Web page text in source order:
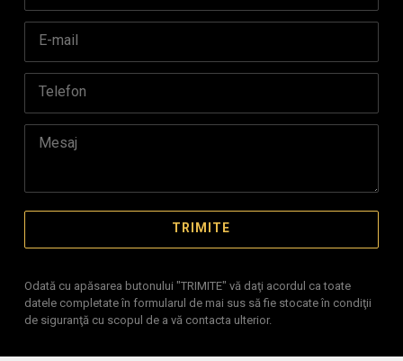
Odată cu apăsarea butonului "TRIMITE" vă daţi acordul ca toate
datele completate în formularul de mai sus să fie stocate în condiţii
de siguranţă cu scopul de a vă contacta ulterior.